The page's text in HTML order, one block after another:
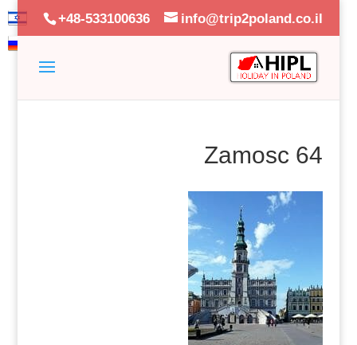
+48-533100636 info@trip2poland.co.il
Zamosc 64